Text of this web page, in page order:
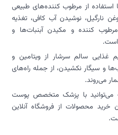
از مرطوب کننده‌های طبیعی
نارگیل،‌ نوشیدن آب کافی، تغذیه
کننده و مکیدن آبنبات‌ها و
است.
غذایی سالم سرشار از ویتامین و
و سیگار نکشیدن، از جمله راه‌های
می‌روند.
می‌توانید با پزشک متخصص پوست
محصولات از فروشگاه آنلاین